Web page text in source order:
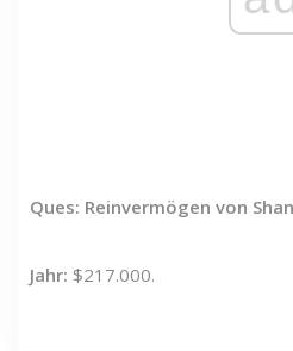
Ques: Reinvermögen von
Jahr: $217.000.